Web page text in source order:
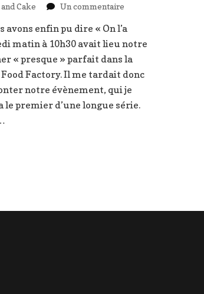
Cake Un commentairesur
petit
déjeuner
« presque »
avons enfin pu dire « On l’a
matin à 10h30 avait lieu notre
« presque » parfait dans la
Factory. Il me tardait donc
notre évènement, qui je
le premier d’une longue série.